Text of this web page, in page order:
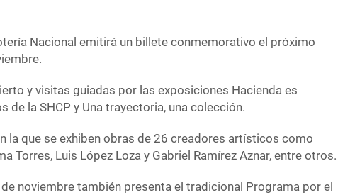
Nacional emitirá un billete conmemorativo el próximo
y visitas guiadas por las exposiciones Hacienda es
de la SHCP y Una trayectoria, una colección.
la que se exhiben obras de 26 creadores artísticos como
Torres, Luis López Loza y Gabriel Ramírez Aznar, entre otros.
noviembre también presenta el tradicional Programa por el